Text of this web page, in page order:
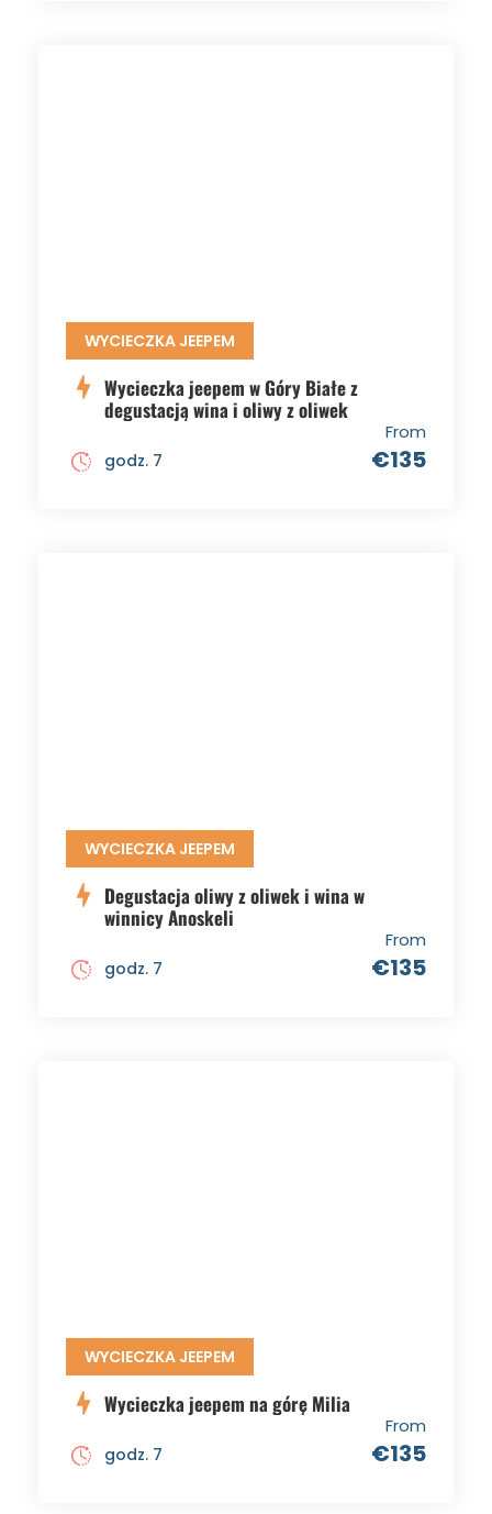
WYCIECZKA JEEPEM
Wycieczka jeepem w Góry Białe z
degustacją wina i oliwy z oliwek
From
€135
godz. 7
WYCIECZKA JEEPEM
Degustacja oliwy z oliwek i wina w
winnicy Anoskeli
From
€135
godz. 7
WYCIECZKA JEEPEM
Wycieczka jeepem na górę Milia
From
€135
godz. 7